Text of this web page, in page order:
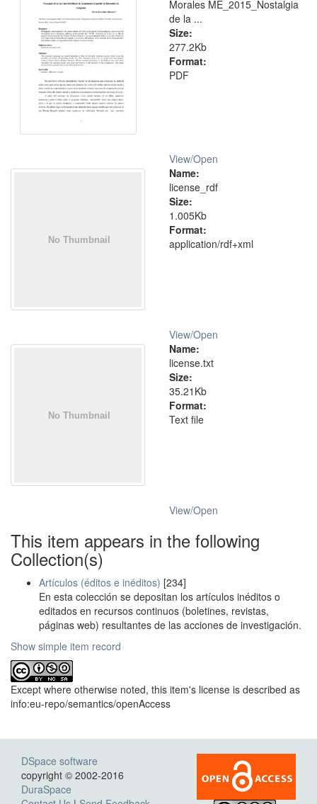
Morales ME_2015_Nostalgia
de la ...
Size:
277.2Kb
Format:
PDF
View/Open
Name:
license_rdf
Size:
1.005Kb
Format:
application/rdf+xml
View/Open
Name:
license.txt
Size:
35.21Kb
Format:
Text file
View/Open
This item appears in the following
Collection(s)
Artículos (éditos e inéditos) [234]
En esta colección se depositan los artículos inéditos o
editados en recursos continuos (boletines, revistas,
páginas web) resultantes de las acciones de investigación.
Show simple item record
Except where otherwise noted, this item's license is described as
info:eu-repo/semantics/openAccess
DSpace software
copyright © 2002-2016
DuraSpace